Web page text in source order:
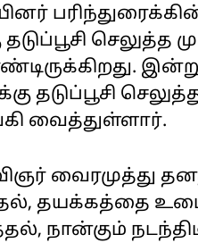
செலுத்த
தடுப்பூசி
வைத்துள்ளார்.
வைரமுத்து
தயக்கத்தை
நான்கும்